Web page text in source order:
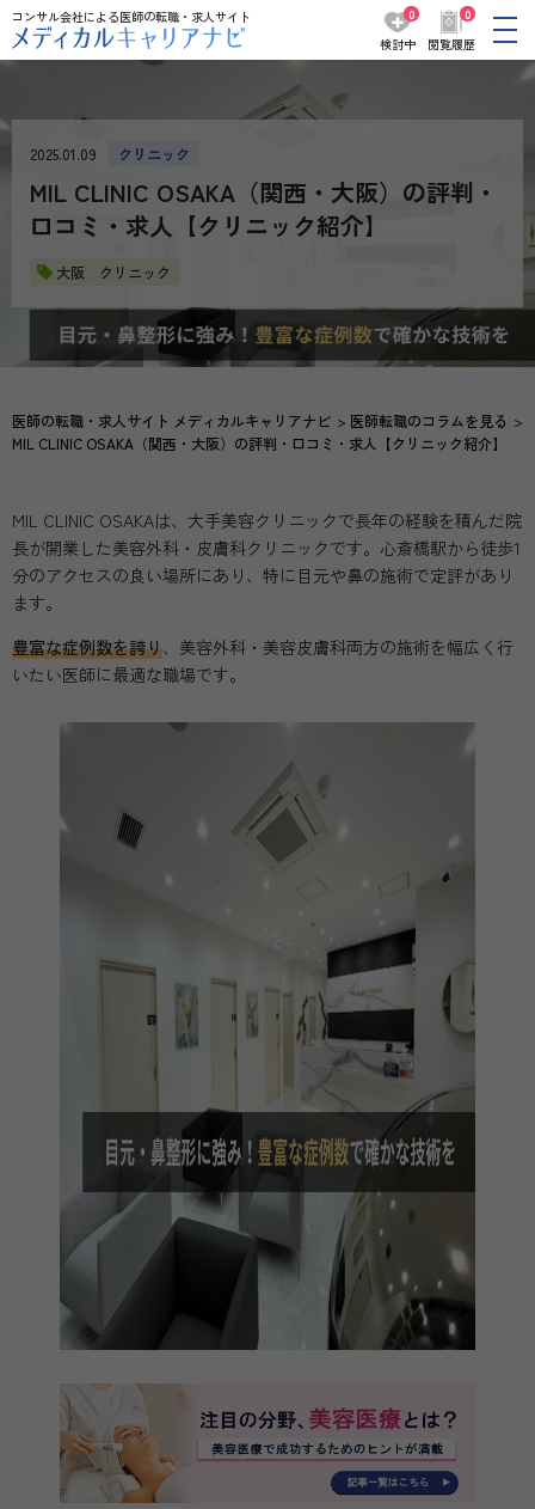
コンサル会社による医師の転職・求人サイト
0
検討中
0
閲覧履歴
2025.01.09 クリニック
MIL CLINIC OSAKA（関西・大阪）の評判・
口コミ・求人【クリニック紹介】
大阪 クリニック
医師の転職・求人サイト メディカルキャリアナビ
医師転職のコラムを見る
MIL CLINIC OSAKA（関西・大阪）の評判・口コミ・求人【クリニック紹介】
MIL CLINIC OSAKAは、大手美容クリニックで長年の経験を積んだ院
長が開業した美容外科・皮膚科クリニックです。心斎橋駅から徒歩1
分のアクセスの良い場所にあり、特に目元や鼻の施術で定評があり
ます。
豊富な症例数を誇り、美容外科・美容皮膚科両方の施術を幅広く行
いたい医師に最適な職場です。